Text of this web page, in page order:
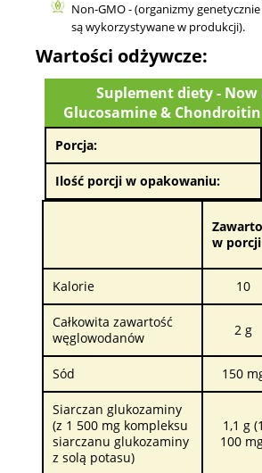
Non-GMO - (organizmy
są wykorzystywane w produkcji).
Wartości odżywcze:
Suplement diety - Now
Glucosamine &
Porcja:
Ilość porcji w opakowaniu:
w porcji
Kalorie 10
Całkowita zawartość
węglowodanów
2 g
Sód 150
Siarczan glukozaminy
(z 1 500 mg kompleksu
siarczanu glukozaminy
z solą potasu)
1,1 g (1
100